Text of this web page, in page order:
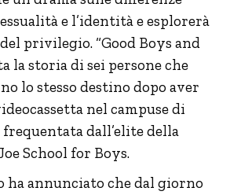
e l’identità e esplorerà
privilegio. “Good Boys and
la storia di sei persone che
lo stesso destino dopo aver
nel campuse di
frequentata dall’elite della
School for Boys.
ha annunciato che dal giorno